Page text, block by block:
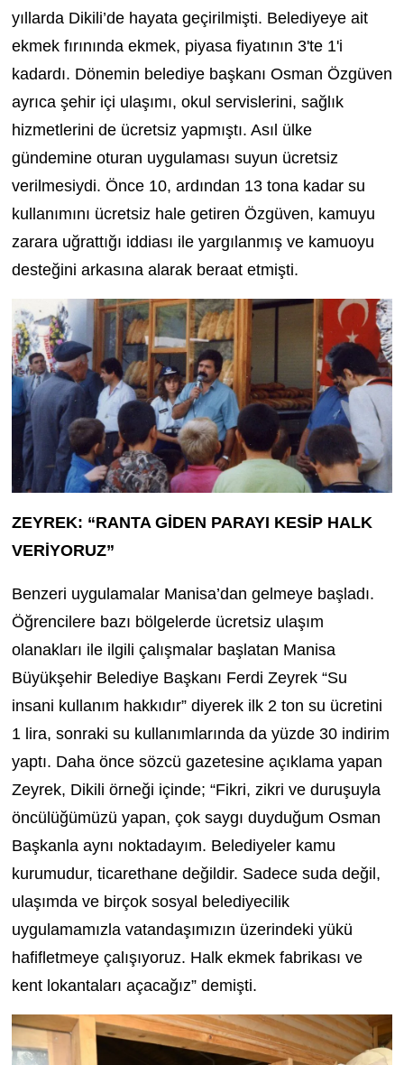
yıllarda Dikili’de hayata geçirilmişti. Belediyeye ait
ekmek fırınında ekmek, piyasa fiyatının 3'te 1'i
kadardı. Dönemin belediye başkanı Osman Özgüven
ayrıca şehir içi ulaşımı, okul servislerini, sağlık
hizmetlerini de ücretsiz yapmıştı. Asıl ülke
gündemine oturan uygulaması suyun ücretsiz
verilmesiydi. Önce 10, ardından 13 tona kadar su
kullanımını ücretsiz hale getiren Özgüven, kamuyu
zarara uğrattığı iddiası ile yargılanmış ve kamuoyu
desteğini arkasına alarak beraat etmişti.
ZEYREK: “RANTA GİDEN PARAYI KESİP HALK
VERİYORUZ”
Benzeri uygulamalar Manisa’dan gelmeye başladı.
Öğrencilere bazı bölgelerde ücretsiz ulaşım
olanakları ile ilgili çalışmalar başlatan Manisa
Büyükşehir Belediye Başkanı Ferdi Zeyrek “Su
insani kullanım hakkıdır” diyerek ilk 2 ton su ücretini
1 lira, sonraki su kullanımlarında da yüzde 30 indirim
yaptı. Daha önce sözcü gazetesine açıklama yapan
Zeyrek, Dikili örneği içinde; “Fikri, zikri ve duruşuyla
öncülüğümüzü yapan, çok saygı duyduğum Osman
Başkanla aynı noktadayım. Belediyeler kamu
kurumudur, ticarethane değildir. Sadece suda değil,
ulaşımda ve birçok sosyal belediyecilik
uygulamamızla vatandaşımızın üzerindeki yükü
hafifletmeye çalışıyoruz. Halk ekmek fabrikası ve
kent lokantaları açacağız” demişti.